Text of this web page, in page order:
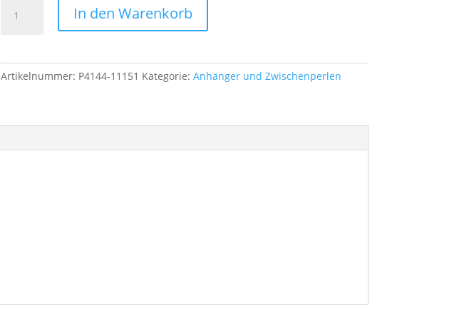
Blume
Ösen
In den Warenkorb
Artikelnummer: P4144-11151 Kategorie: Anhänger und Zwischenperlen